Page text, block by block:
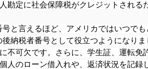
勘定に社会保障税がクレジットされる
と言えるほど、アメリカではいつで
納税者番号として役立つようになり
不可欠です。さらに、学生証、運転
人のローン借入れや、返済状況を記録